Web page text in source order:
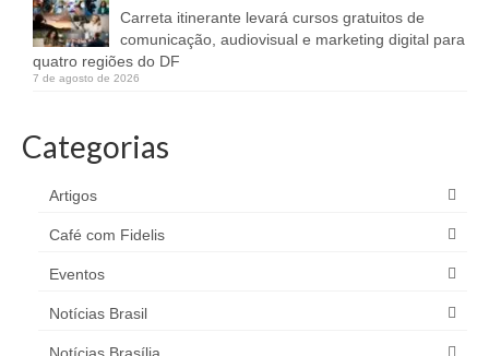
Carreta itinerante levará cursos gratuitos de
comunicação, audiovisual e marketing digital para
quatro regiões do DF
7 de agosto de 2026
Categorias
Artigos
Café com Fidelis
Eventos
Notícias Brasil
Notícias Brasília